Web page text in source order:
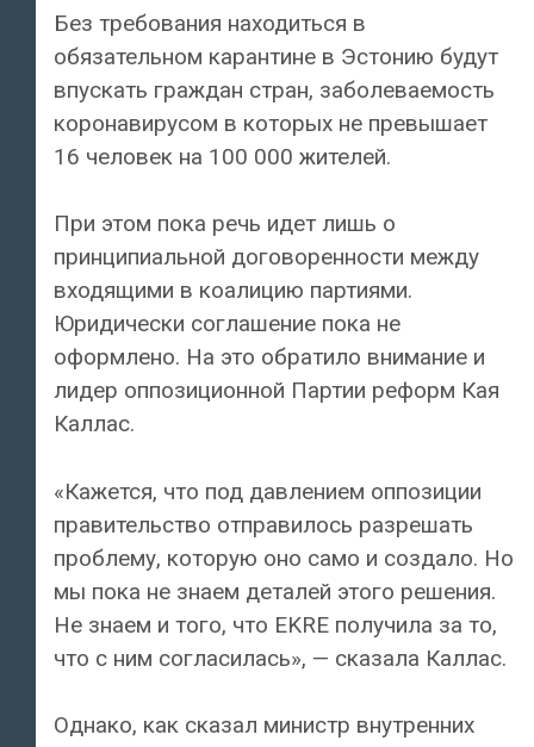
Без требования находиться в
обязательном карантине в Эстонию будут
впускать граждан стран, заболеваемость
коронавирусом в которых не превышает
16 человек на 100 000 жителей.
При этом пока речь идет лишь о
принципиальной договоренности между
входящими в коалицию партиями.
Юридически соглашение пока не
оформлено. На это обратило внимание и
лидер оппозиционной Партии реформ Кая
Каллас.
«Кажется, что под давлением оппозиции
правительство отправилось разрешать
проблему, которую оно само и создало. Но
мы пока не знаем деталей этого решения.
Не знаем и того, что EKRE получила за то,
что с ним согласилась», — сказала Каллас.
Однако, как сказал министр внутренних